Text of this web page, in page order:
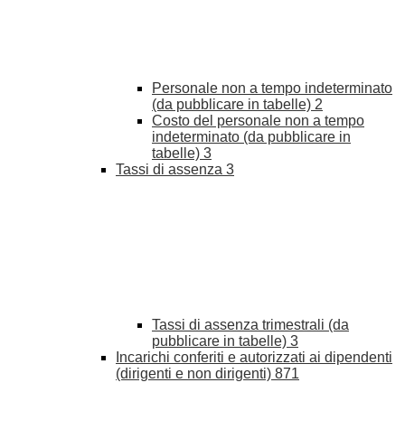
Personale non a tempo indeterminato
(da pubblicare in tabelle) 2
Costo del personale non a tempo
indeterminato (da pubblicare in
tabelle) 3
Tassi di assenza 3
Tassi di assenza trimestrali (da
pubblicare in tabelle) 3
Incarichi conferiti e autorizzati ai dipendenti
(dirigenti e non dirigenti) 871